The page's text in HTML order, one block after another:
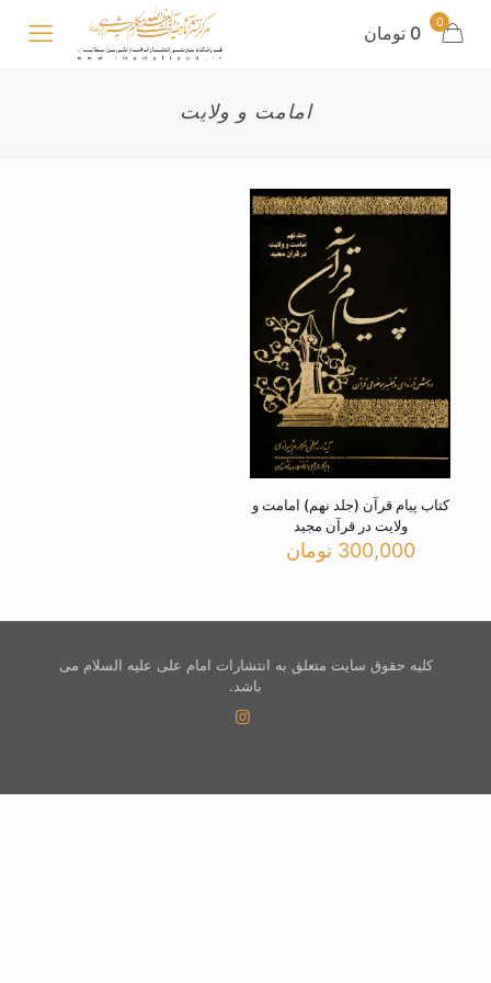
0 0 تومان
امامت و ولایت
کتاب پیام قرآن (جلد نهم) امامت و
ولایت در قرآن مجید
300,000 تومان
کلیه حقوق سایت متعلق به انتشارات امام علی علیه السلام می
باشد.